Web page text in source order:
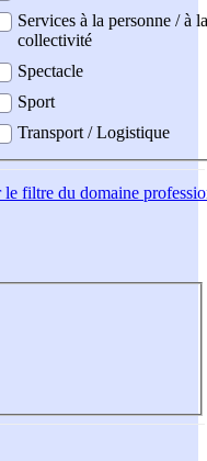
Services à la personne / à la
collectivité
Spectacle
Sport
Transport / Logistique
le filtre du domaine